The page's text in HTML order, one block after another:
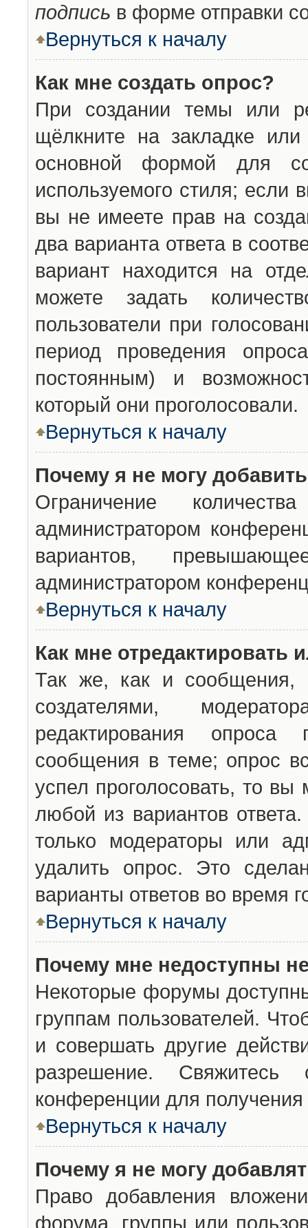
подпись в форме отправки
Вернуться к началу
Как мне создать опрос?
При создании темы или
щёлкните на закладке
основной формой для
используемого стиля; если
вы не имеете прав на
два варианта ответа в
вариант находится на
можете задать
пользователи при
период проведения
постоянным) и
который они проголосовали.
Вернуться к началу
Почему я не могу
Ограничение
администратором
вариантов,
администратором
Вернуться к началу
Как мне отредактировать
Так же, как и сообщения,
создателями,
редактирования опроса
сообщения в теме; опрос
успел проголосовать, то вы
любой из вариантов
только модераторы или
удалить опрос. Это
варианты ответов во время
Вернуться к началу
Почему мне недоступны
Некоторые форумы
группам пользователей.
и совершать другие
разрешение. Свяжитесь
конференции для получения
Вернуться к началу
Почему я не могу
Право добавления
форума, группы или